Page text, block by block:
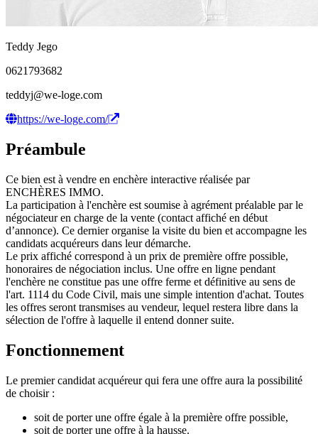
Teddy Jego
0621793682
teddyj@we-loge.com
https://we-loge.com/
Préambule
Ce bien est à vendre en enchère interactive réalisée par
ENCHÈRES IMMO.
La participation à l'enchère est soumise à agrément préalable par le
négociateur en charge de la vente (contact affiché en début
d’annonce). Ce dernier organise la visite du bien et accompagne les
candidats acquéreurs dans leur démarche.
Le prix affiché correspond à un prix de première offre possible,
honoraires de négociation inclus. Une offre en ligne pendant
l'enchère ne constitue pas une offre ferme et définitive au sens de
l'art. 1114 du Code Civil, mais une simple intention d'achat. Toutes
les offres seront transmises au vendeur, lequel restera libre dans la
sélection de l'offre à laquelle il entend donner suite.
Fonctionnement
Le premier candidat acquéreur qui fera une offre aura la possibilité
de choisir :
soit de porter une offre égale à la première offre possible,
soit de porter une offre à la hausse.